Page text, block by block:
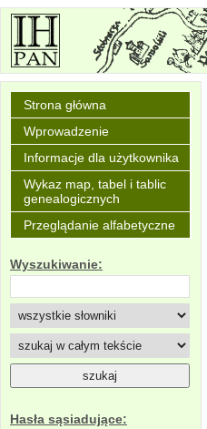
Strona główna
Wprowadzenie
Informacje dla użytkownika
Wykaz map, tabel i tablic
genealogicznych
Przeglądanie alfabetyczne
Wyszukiwanie:
Hasła sąsiadujące: